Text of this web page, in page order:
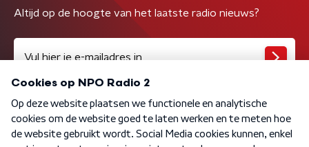
Altijd op de hoogte van het laatste radio nieuws?
Algemene voorwaarden